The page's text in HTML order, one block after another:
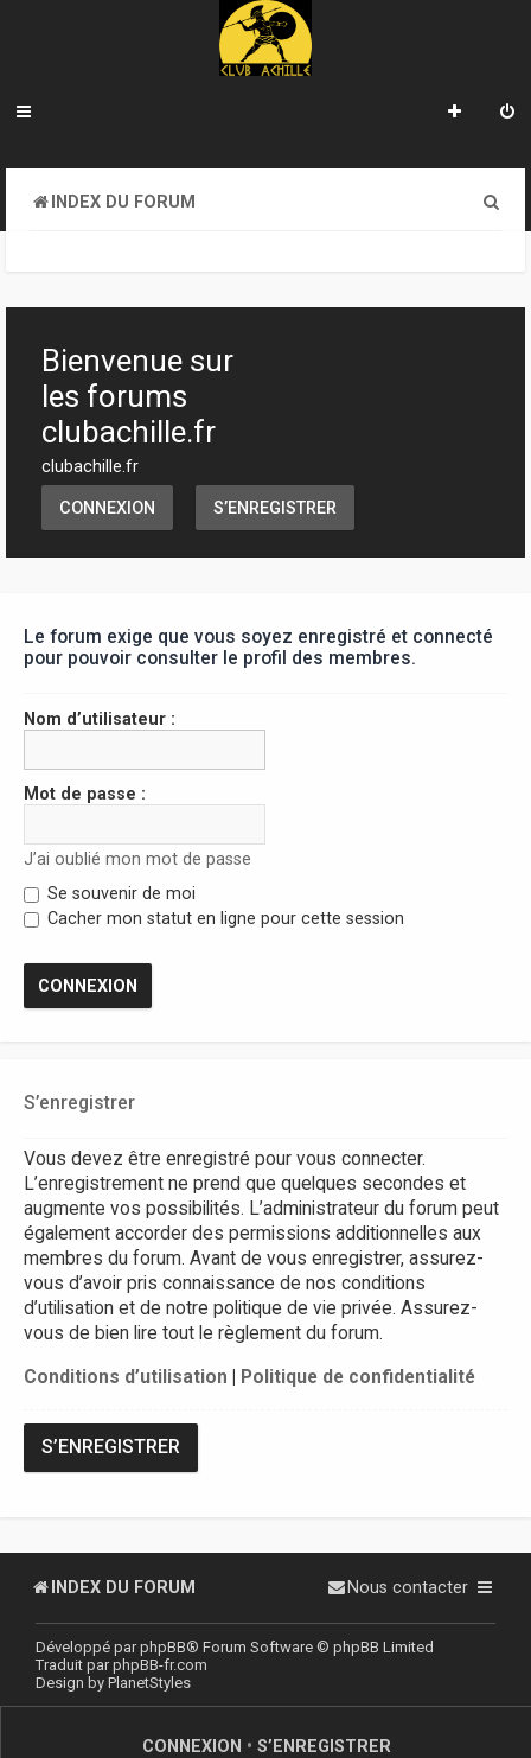
INDEX DU FORUM
h
Bienvenue sur
les forums
clubachille.fr
clubachille.fr
CONNEXION S’ENREGISTRER
Le forum exige que vous soyez enregistré et connecté
pour pouvoir consulter le profil des membres.
Nom d’utilisateur :
Mot de passe :
J’ai oublié mon mot de passe
Se souvenir de moi
Cacher mon statut en ligne pour cette session
S’enregistrer
Vous devez être enregistré pour vous connecter.
L’enregistrement ne prend que quelques secondes et
augmente vos possibilités. L’administrateur du forum peut
également accorder des permissions additionnelles aux
membres du forum. Avant de vous enregistrer, assurez-
vous d’avoir pris connaissance de nos conditions
d’utilisation et de notre politique de vie privée. Assurez-
vous de bien lire tout le règlement du forum.
Conditions d’utilisation Politique de confidentialité
S’ENREGISTRER
INDEX DU FORUM Nous contacter
Développé parphpBB® Forum Software © phpBB Limited
Traduit parphpBB-fr.com
Design by PlanetStyles
CONNEXION • S’ENREGISTRER